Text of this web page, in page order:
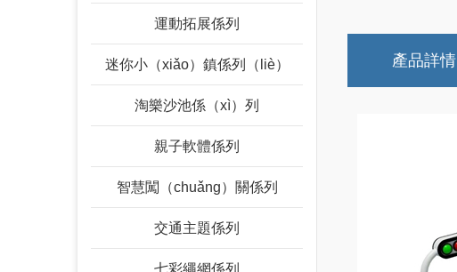
運動拓展係列
迷你小（xiǎo）鎮係列（liè）
淘樂沙池係（xì）列
親子軟體係列
智慧闖（chuǎng）關係列
交通主題係列
七彩繩網係列
產品詳情